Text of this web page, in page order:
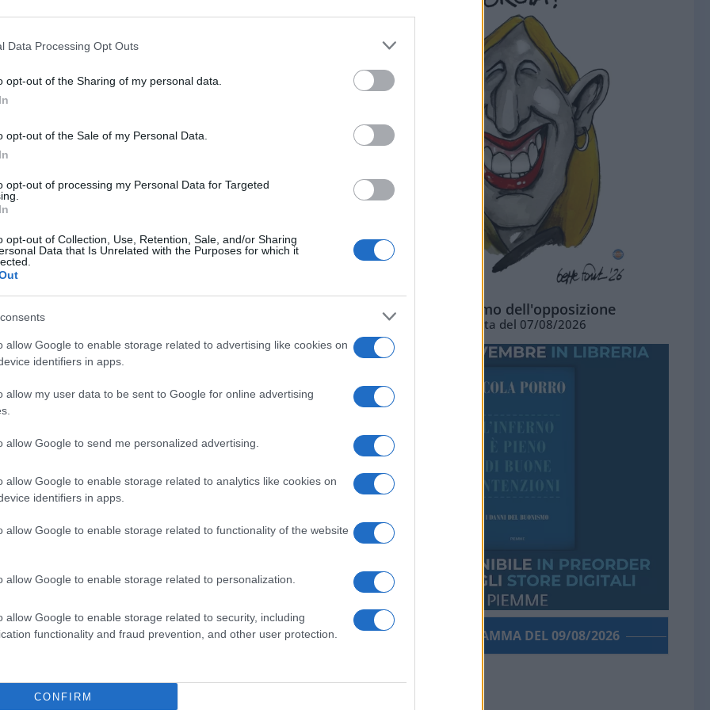
Data Processing Opt Outs
opt-out of the Sharing of my personal data.
opt-out of the Sale of my Personal Data.
opt-out of processing my Personal Data for Targeted
opt-out of Collection, Use, Retention, Sale, and/or Sharing
Data that Is Unrelated with the Purposes for which it
allow Google to enable storage related to advertising like cookies on
identifiers in apps.
allow my user data to be sent to Google for online advertising
allow Google to send me personalized advertising.
allow Google to enable storage related to analytics like cookies on
identifiers in apps.
allow Google to enable storage related to functionality of the website
allow Google to enable storage related to personalization.
allow Google to enable storage related to security, including
functionality and fraud prevention, and other user protection.
CONFIRM
se il pubblico lo rispetti a costo di
sta dietro e dietro cosa trovi? Trovi che il
mettere la mascherina, come un
al manicomio giudicandolo
costituzionalista o scientologo
suo profilo Facebook non fa altro che
e tutti come il cavaliere che “salì sul
di legalità: follia? Senza utopie il nulla.
l’amicizia, e lo fanno in tanti, lo fiuto
avanti.
tutto colorato, stile asilo d’infanzia, con
IL CORAGGIO DI DIRE BASTA, I
GUERRA APERTA (idem) AI
DI POTERE TUTTI DELINQUENTI. E via
e sgangherati, sgrammaticati e
essere presente per una indisposizione
QuestoLamberti
di personale; manda “un
la figlia e alle donne che spera
E poi “intermondi”,
assurdità che dopo un po’ ti gira la testa
non è detto che tutto quello che si
locomotiva.
L'ottimismo dell'opposizione
Vignetta del 07/08/2026
PORROGRAMMA DEL 09/08/2026